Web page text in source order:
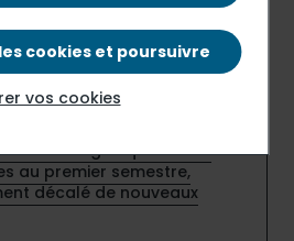
le statut d’entreprise à
engagements au cœur de
organique et une
au premier semestre,
décalé de nouveaux
cookies et poursuivre
vos cookies